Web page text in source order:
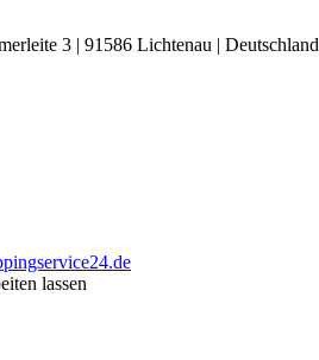
3 | 91586 Lichtenau | Deutschland